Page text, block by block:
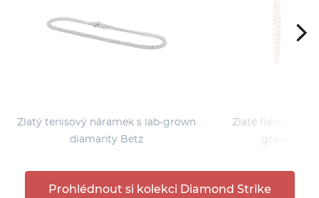
Zlatý tenisový náramek s lab-grown
diamanty Betz
Zlaté flexi
grown
Prohlédnout si kolekci Diamond Strike